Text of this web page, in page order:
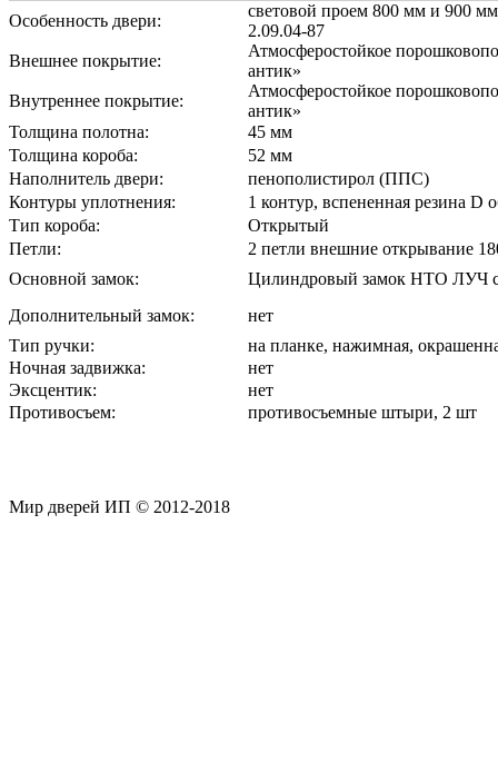
Особенность двери:
световой проем 800 мм и 900
2.09.04-87
Внешнее покрытие:
Атмосферостойкое
антик»
Внутреннее покрытие:
Атмосферостойкое
антик»
Толщина полотна:
45 мм
Толщина короба:
52 мм
Наполнитель двери:
пенополистирол (ППС)
Контуры уплотнения:
1 контур, вспененная резина D
Тип короба:
Открытый
Петли:
2 петли внешние открывание
Основной замок:
Цилиндровый замок НТО ЛУЧ с
Дополнительный замок:
нет
Тип ручки:
на планке, нажимная,
Ночная задвижка:
нет
Эксцентик:
нет
Противосъем:
противосъемные штыри, 2 шт
Мир дверей ИП © 2012-2018